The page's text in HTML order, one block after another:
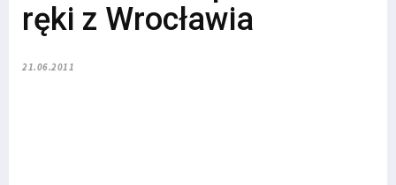
ręki z Wrocławia
21.06.2011